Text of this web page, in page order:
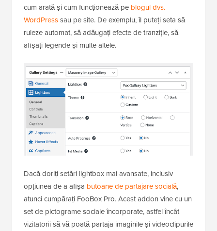
cum arată și cum funcționează pe blogul dvs.
WordPresssau pe site. De exemplu, îl puteți seta să
ruleze automat, să adăugați efecte de tranziție, să
afișați legende și multe altele.
Dacă doriți setări lightbox mai avansate, inclusiv
opțiunea de a afișa butoane de partajare socială,
atunci cumpărați FooBox Pro. Acest addon vine cu un
set de pictograme sociale încorporate, astfel încât
vizitatorii să vă poată partaja imaginile și videoclipurile